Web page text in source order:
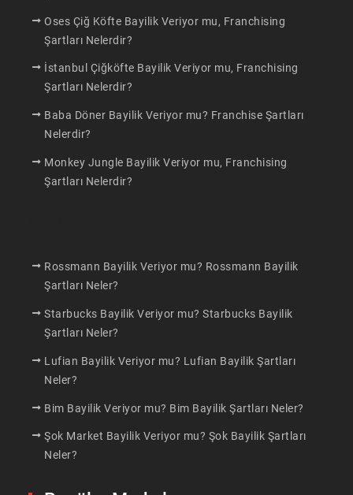
Oses Çiğ Köfte Bayilik Veriyor mu, Franchising
Şartları Nelerdir?
İstanbul Çiğköfte Bayilik Veriyor mu, Franchising
Şartları Nelerdir?
Baba Döner Bayilik Veriyor mu? Franchise Şartları
Nelerdir?
Monkey Jungle Bayilik Veriyor mu, Franchising
Şartları Nelerdir?
Rossmann Bayilik Veriyor mu? Rossmann Bayilik
Şartları Neler?
Starbucks Bayilik Veriyor mu? Starbucks Bayilik
Şartları Neler?
Lufian Bayilik Veriyor mu? Lufian Bayilik Şartları
Neler?
Bim Bayilik Veriyor mu? Bim Bayilik Şartları Neler?
Şok Market Bayilik Veriyor mu? Şok Bayilik Şartları
Neler?